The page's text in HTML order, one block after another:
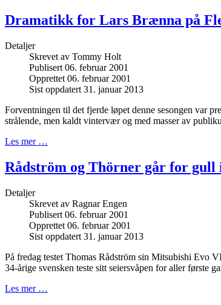
Dramatikk for Lars Brænna på
Detaljer
Skrevet av Tommy Holt
Publisert 06. februar 2001
Opprettet 06. februar 2001
Sist oppdatert 31. januar 2013
Forventningen til det fjerde løpet denne sesongen var
strålende, men kaldt vintervær og med masser av
Les mer …
Rådström og Thörner går for gull
Detaljer
Skrevet av Ragnar Engen
Publisert 06. februar 2001
Opprettet 06. februar 2001
Sist oppdatert 31. januar 2013
På fredag testet Thomas Rådström sin Mitsubishi Evo
34-årige svensken teste sitt seiersvåpen for aller første
Les mer …